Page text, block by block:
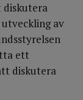
diskutera
av
ett
diskutera